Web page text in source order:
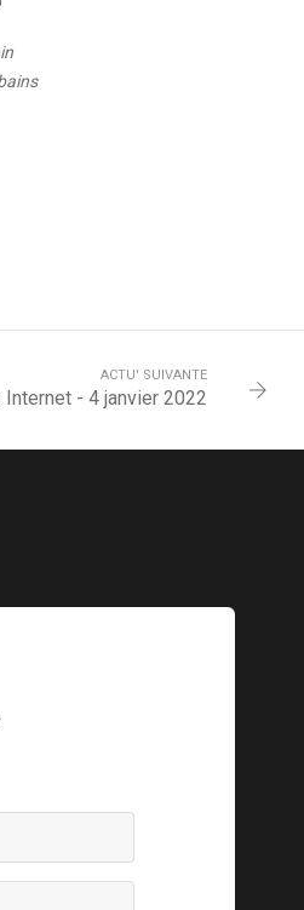
ACTU' SUIVANTE
- 4 janvier 2022